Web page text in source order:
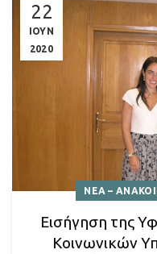
22
ΙΟΥΝ
2020
ΝΕΑ –
Εισήγηση της
Κοινωνικών